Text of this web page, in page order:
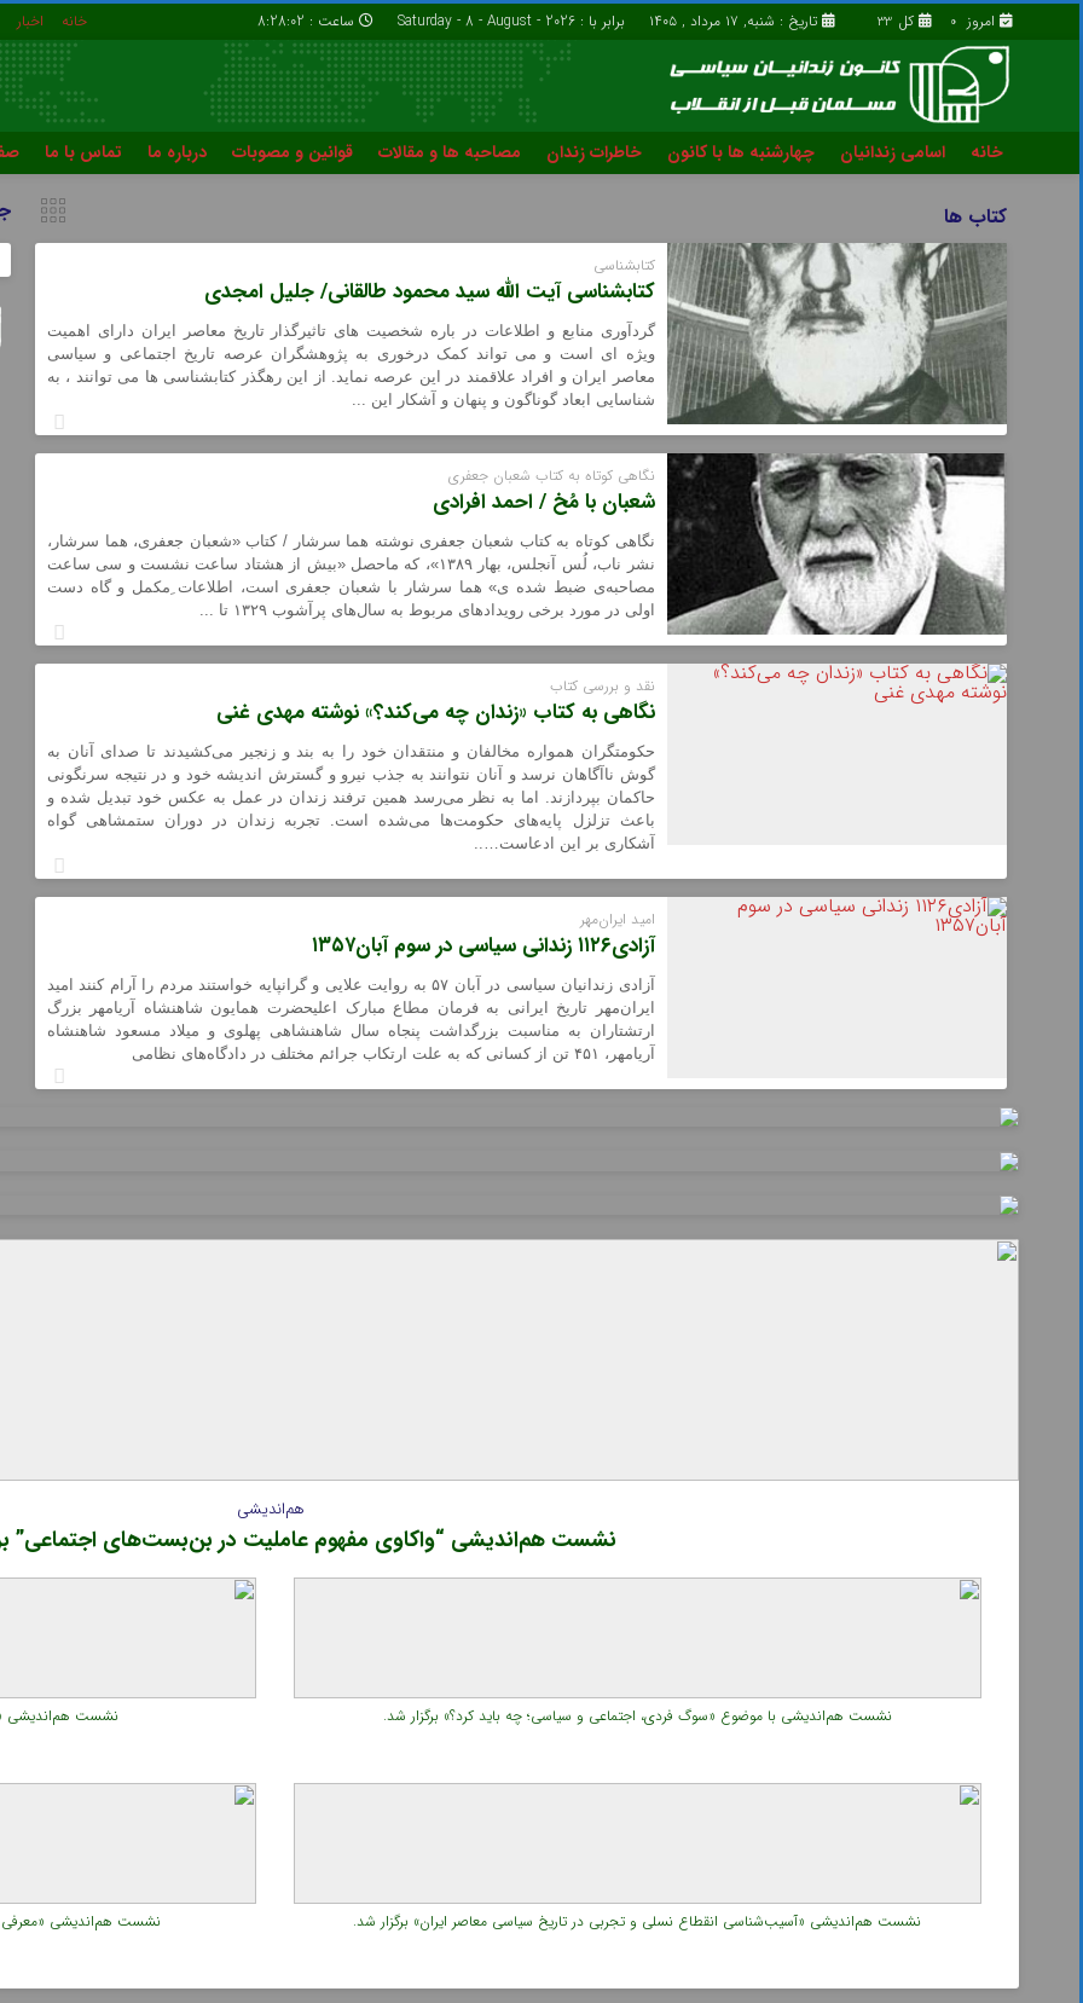
کل 33 امروز 0 تاریخ : شنبه, ۱۷ مرداد , ۱۴۰۵ برابر با : Saturday - 8 - August - 2026 ساعت : 8:28:03 خانه اخبار
خانه اسامی زندانیان چهارشنبه ها با کانون خاطرات زندان مصاحبه ها و مقالات قوانین و مصوبات درباره ما تماس با ما
خاطرات
قوانین و مصوبات درباره ما صفحه
کتاب ها
کتابشناسی
کتابشناسی آیت الله سید محمود طالقانی/ جلیل امجدی
گردآوری منابع و اطلاعات در باره شخصیت های تاثیرگذار تاریخ معاصر ایران دارای اهمیت
ویژه ای است و می تواند کمک درخوری به پژوهشگران عرصه تاریخ اجتماعی و سیاسی
معاصر ایران و افراد علاقمند در این عرصه نماید. از این رهگذر کتابشناسی ها می توانند ، به
شناسایی ابعاد گوناگون و پنهان و آشکار این ...
نگاهی کوتاه به کتاب شعبان جعفری
شعبان با مُخ / احمد افرادی
نگاهی کوتاه به کتاب شعبان جعفری نوشته هما سرشار / کتاب «شعبان جعفری، هما سرشار،
نشر ناب، لُس آنجلس، بهار ۱۳۸۹»، که ماحصل «بیش از هشتاد ساعت نشست و سی ساعت
مصاحبه‌ی ضبط شده ی» هما سرشار با شعبان جعفری است، اطلاعات ِمکمل و گاه دست
اولی در مورد برخی رویدادهای مربوط به سال‌های پرآشوب ۱۳۲۹ تا ...
نقد و بررسی کتاب
نگاهی به کتاب «زندان چه می‌کند؟» نوشته مهدی غنی
حکومتگران همواره مخالفان و منتقدان خود را به بند و زنجیر می‌کشیدند تا صدای آنان به
گوش ناآگاهان نرسد و آنان نتوانند به جذب نیرو و گسترش اندیشه خود و در نتیجه سرنگونی
حاکمان بپردازند. اما به نظر می‌رسد همین ترفند زندان در عمل به عکس خود تبدیل شده و
باعث تزلزل پایه‌های حکومت‌ها می‌شده است. تجربه زندان در دوران ستمشاهی گواه
آشکاری بر این ادعاست…..
امید ایران‌مهر
آزادی۱۱۲۶ زندانی سیاسی در سوم آبان۱۳۵۷
آزادی زندانیان سیاسی در آبان ۵۷ به روایت علایی و گرانپایه خواستند مردم را آرام کنند امید
ایران‌مهر تاریخ ایرانی به فرمان مطاع مبارک اعلیحضرت همایون شاهنشاه آریامهر بزرگ
ارتشتاران به مناسبت بزرگداشت پنجاه سال شاهنشاهی پهلوی و میلاد مسعود شاهنشاه
آریامهر، ۴۵۱ تن از کسانی که به علت ارتکاب جرائم مختلف در دادگاه‌های نظامی
هم‌اندیشی
نشست هم‌اندیشی “واکاوی مفهوم عاملیت در بن‌بست‌های اجتماعی”
نشست هم‌اندیشی با موضوع «سوگ فردی، اجتماعی و سیاسی؛ چه باید کرد؟» برگزار شد. نشست هم‌اندیشی
نشست هم‌اندیشی «آسیب‌شناسی انقطاع نسلی و تجربی در تاریخ سیاسی معاصر ایران» برگزار شد. نشست هم‌اندیشی «معرفی